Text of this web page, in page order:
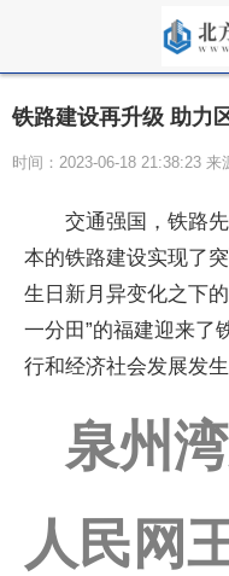
铁路建设再升级 助力
时间：2023-06-18 21:38:23 来
交通强国，铁路
本的铁路建设实现了
生日新月异变化之下
一分田”的福建迎来了
行和经济社会发展发生
泉州
人民网